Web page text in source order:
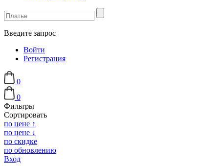
Введите запрос
Войти
Регистрация
0
0
Фильтры
Сортировать
по цене ↑
по цене ↓
по скидке
по обновлению
Вход